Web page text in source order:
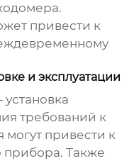
привести к
и эксплуатации
требований к
могут привести к
Также